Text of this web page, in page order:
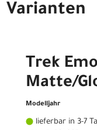
Varianten
Trek
Matte/
Modelljahr
lieferbar in 3-7